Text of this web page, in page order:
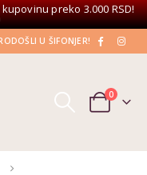
preko 3.000 RSD!
U ŠIFONJER!
0